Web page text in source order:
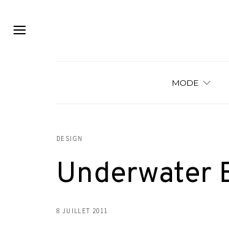
MODE
DESIGN
Underwater
8 JUILLET 2011